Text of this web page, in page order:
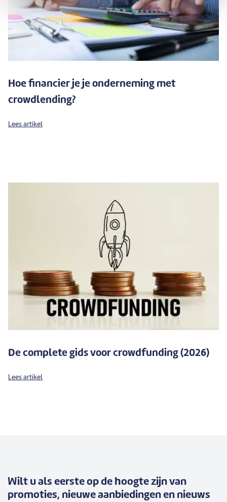
Hoe financier je je onderneming met
crowdlending?
Lees artikel
De complete gids voor crowdfunding (2026)
Lees artikel
Wilt u als eerste op de hoogte zijn van
promoties, nieuwe aanbiedingen en nieuws